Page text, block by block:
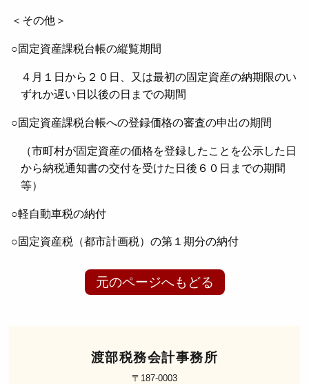
＜その他＞
○固定資産課税台帳の縦覧期間
４月１日から２０日、又は最初の固定資産の納期限のい
ずれか遅い日以後の日までの期間
○固定資産課税台帳への登録価格の審査の申出の期間
（市町村が固定資産の価格を登録したことを公示した日
から納税通知書の交付を受けた日後６０日までの期間
等）
○軽自動車税の納付
○固定資産税（都市計画税）の第１期分の納付
元のページへもどる
渡部税務会計事務所
〒187-0003